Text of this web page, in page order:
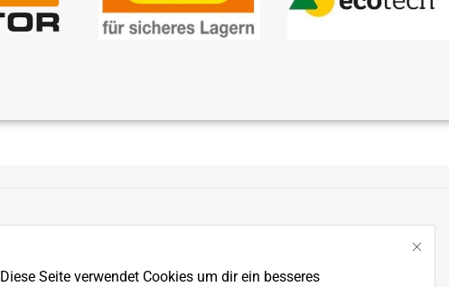
Diese Seite verwendet Cookies um dir ein besseres